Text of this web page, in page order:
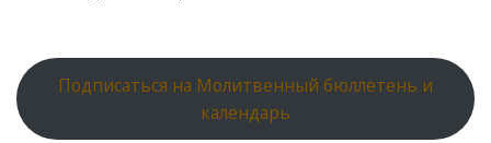
Подписаться на Молитвенный бюллетень и
календарь